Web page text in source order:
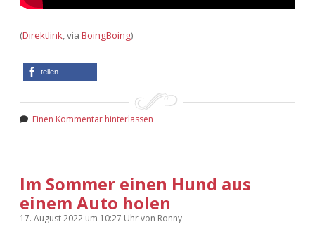
(Direktlink, via BoingBoing)
teilen
Einen Kommentar hinterlassen
Im Sommer einen Hund aus
einem Auto holen
17. August 2022 um 10:27 Uhrvon Ronny